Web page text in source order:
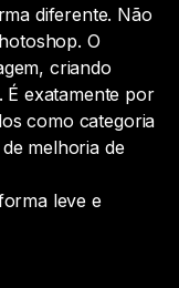
diferente. Não
O
criando
É exatamente por
como categoria
melhoria de
leve e